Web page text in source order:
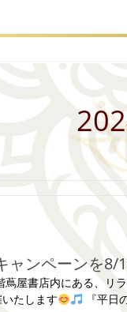
キャンペーンを
屋書店内にある、リ
たします
『平日